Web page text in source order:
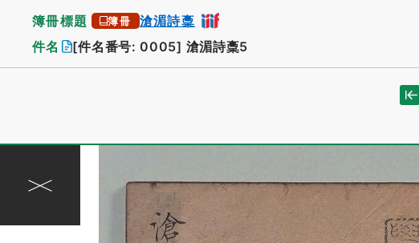
簿冊標題 簿冊 滄湄詩稾
件名 [件名番号: 0005] 滄湄詩稾5